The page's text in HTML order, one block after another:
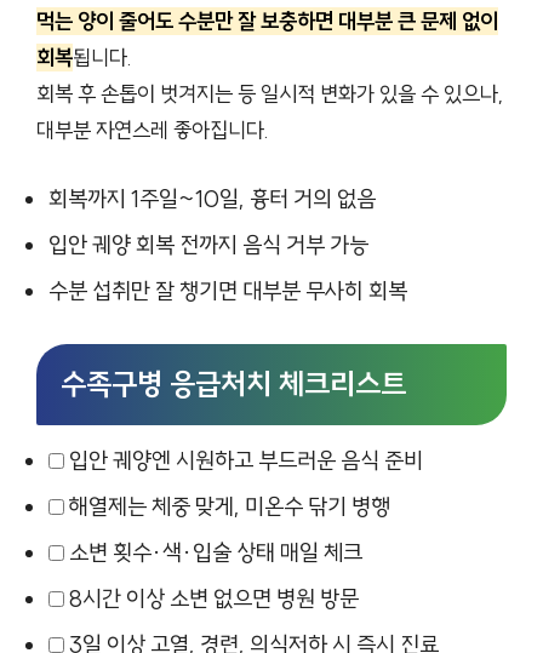
먹는 양이 줄어도 수분만 잘 보충하면 대부분 큰 문제 없이
회복됩니다.
회복 후 손톱이 벗겨지는 등 일시적 변화가 있을 수 있으나,
대부분 자연스레 좋아집니다.
회복까지 1주일~10일, 흉터 거의 없음
입안 궤양 회복 전까지 음식 거부 가능
수분 섭취만 잘 챙기면 대부분 무사히 회복
수족구병 응급처치 체크리스트
입안 궤양엔 시원하고 부드러운 음식 준비
해열제는 체중 맞게, 미온수 닦기 병행
소변 횟수·색·입술 상태 매일 체크
8시간 이상 소변 없으면 병원 방문
3일 이상 고열, 경련, 의식저하 시 즉시 진료